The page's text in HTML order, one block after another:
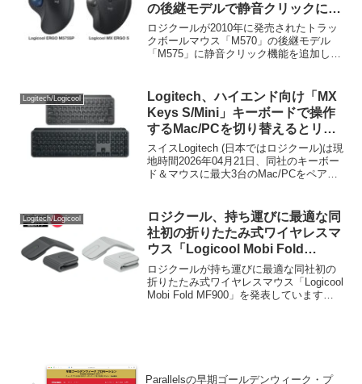
の後継モデルで静音クリックに対
応した「M575SP」と、2017年に
発売したMicroUSB充電式の
「MX ERGO」をUSB-C充電式に
S」を9月に発売。
ロジクールが2010年に発売されたトラッ
クボールマウス「M570」の後継モデル
「M575」に静音クリック機能を追加した
USB-C充電式にした「MX...
Logitech/Logicool
Logitech、ハイエンド向け「MX
Keys S/Mini」キーボードで操作
するMac/PCを切り替えるとリン
クしたマウスも同時に操作を切り
替えられる「Enhanced Easy-
Switch」機能を2026年4月末より
スイスLogitech (日本ではロジクール)は現
地時間2026年04月21日、同社のキーボー
ド＆マウスに最大3台のMac/PCをペアリ
にキーボードにマウスをリンクし、キー
ボードでEasy-Switch機能が実行される
と、それにリンクされたマウスを追従さ
せる「Enhanced Easy-Switch」機能のロ
ールアウトを04月下旬から行うと発表し
ています。
Logitech/Logicool
ロジクール、持ち運びに最適な同
社初の折りたたみ式ワイヤレスマ
ウス「Logicool Mobi Fold
MF900」を発表。
ロジクールが持ち運びに最適な同社初の
折りたたみ式ワイヤレスマウス「Logicool
Mobi Fold MF900」を発表しています。
Parallelsの早期ゴールデンウィーク・プ